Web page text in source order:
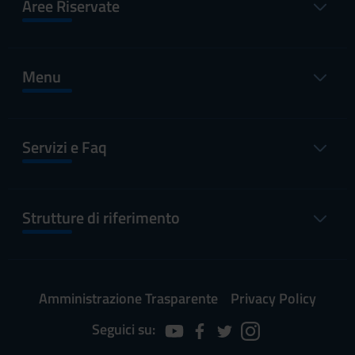
Aree Riservate
Menu
Servizi e Faq
Strutture di riferimento
Amministrazione Trasparente
Privacy Policy
Seguici su: